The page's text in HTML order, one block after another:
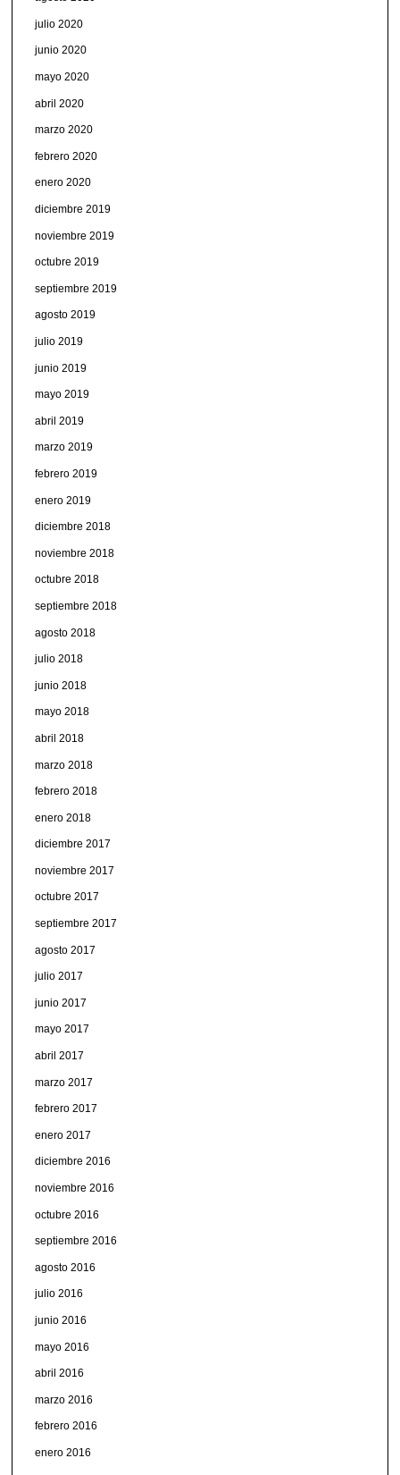
julio 2020
junio 2020
mayo 2020
abril 2020
marzo 2020
febrero 2020
enero 2020
diciembre 2019
noviembre 2019
octubre 2019
septiembre 2019
agosto 2019
julio 2019
junio 2019
mayo 2019
abril 2019
marzo 2019
febrero 2019
enero 2019
diciembre 2018
noviembre 2018
octubre 2018
septiembre 2018
agosto 2018
julio 2018
junio 2018
mayo 2018
abril 2018
marzo 2018
febrero 2018
enero 2018
diciembre 2017
noviembre 2017
octubre 2017
septiembre 2017
agosto 2017
julio 2017
junio 2017
mayo 2017
abril 2017
marzo 2017
febrero 2017
enero 2017
diciembre 2016
noviembre 2016
octubre 2016
septiembre 2016
agosto 2016
julio 2016
junio 2016
mayo 2016
abril 2016
marzo 2016
febrero 2016
enero 2016